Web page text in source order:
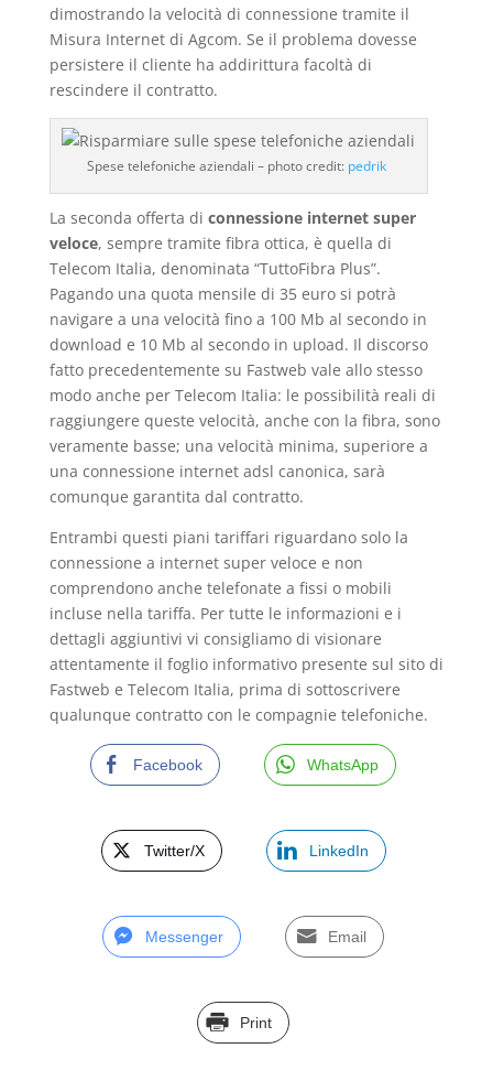
dimostrando la velocità di connessione tramite il
Misura Internet di Agcom. Se il problema dovesse
persistere il cliente ha addirittura facoltà di
rescindere il contratto.
Spese telefoniche aziendali – photo credit: pedrik
La seconda offerta di connessione internet super
veloce, sempre tramite fibra ottica, è quella di
Telecom Italia, denominata “TuttoFibra Plus”.
Pagando una quota mensile di 35 euro si potrà
navigare a una velocità fino a 100 Mb al secondo in
download e 10 Mb al secondo in upload. Il discorso
fatto precedentemente su Fastweb vale allo stesso
modo anche per Telecom Italia: le possibilità reali di
raggiungere queste velocità, anche con la fibra, sono
veramente basse; una velocità minima, superiore a
una connessione internet adsl canonica, sarà
comunque garantita dal contratto.
Entrambi questi piani tariffari riguardano solo la
connessione a internet super veloce e non
comprendono anche telefonate a fissi o mobili
incluse nella tariffa. Per tutte le informazioni e i
dettagli aggiuntivi vi consigliamo di visionare
attentamente il foglio informativo presente sul sito di
Fastweb e Telecom Italia, prima di sottoscrivere
qualunque contratto con le compagnie telefoniche.
Facebook WhatsApp
Twitter/X LinkedIn
Messenger Email
Print